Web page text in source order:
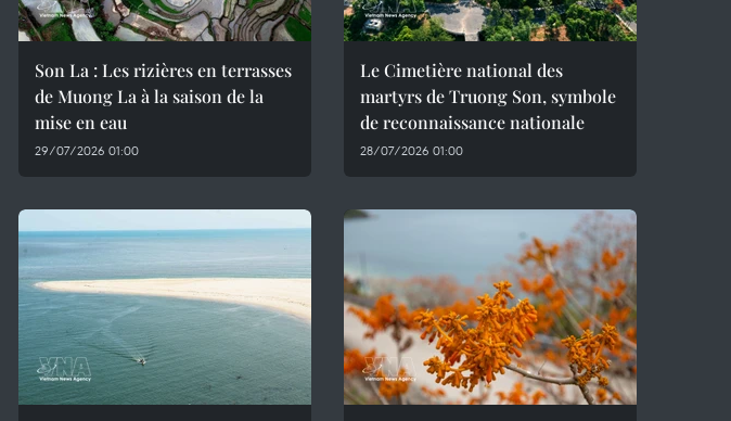
Son La : Les rizières en terrasses
de Muong La à la saison de la
mise en eau
29/07/2026 01:00
Le Cimetière national des
martyrs de Truong Son, symbole
de reconnaissance nationale
28/07/2026 01:00